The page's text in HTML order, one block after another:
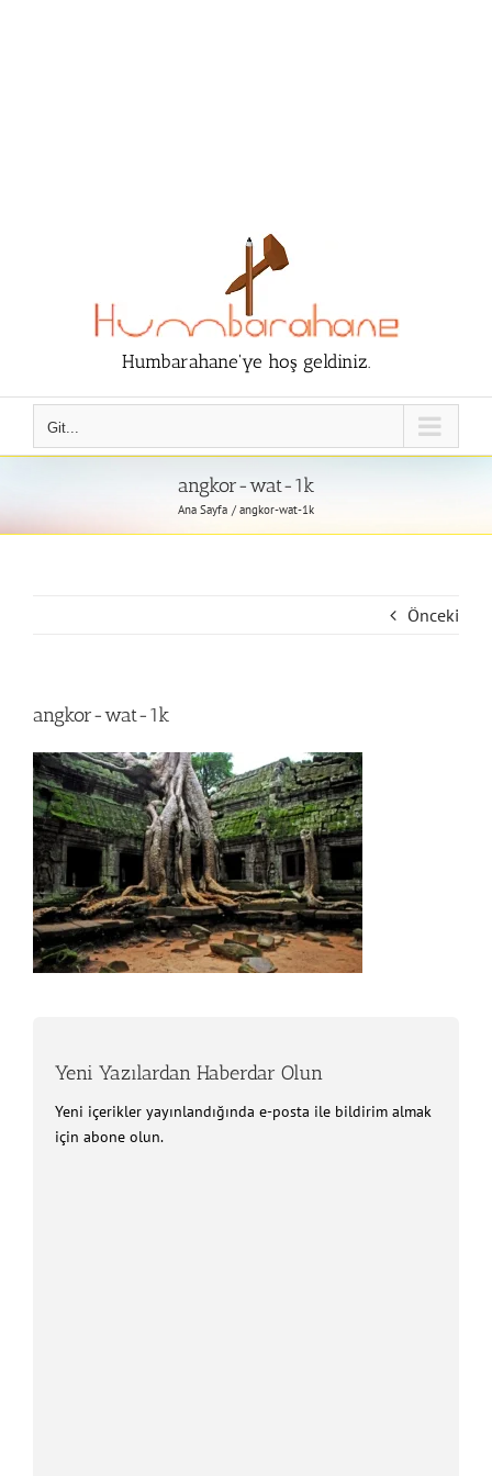
Humbarahane'ye hoş geldiniz.
Git...
angkor-wat-1k
Ana Sayfa angkor-wat-1k
Önceki
angkor-wat-1k
Yeni Yazılardan Haberdar Olun
Yeni içerikler yayınlandığında e-posta ile bildirim almak
için abone olun.